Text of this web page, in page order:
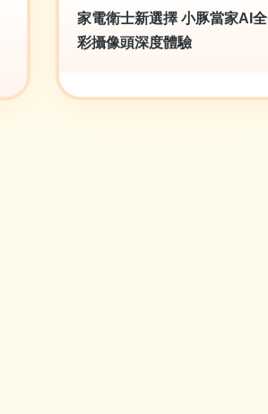
家電衛士新選擇 小豚當家AI全
彩攝像頭深度體驗